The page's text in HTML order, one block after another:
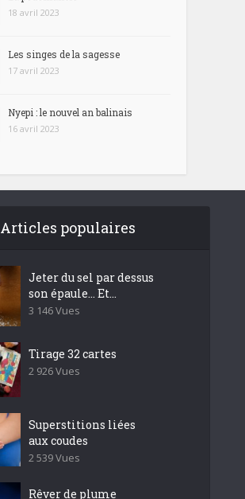
18 avril 2023
Les singes de la sagesse
17 avril 2023
Nyepi : le nouvel an balinais
16 avril 2023
Articles populaires
Jeter du sel par dessus
son épaule… Et...
3 146 Vues
Tirage 32 cartes
2 926 Vues
Superstitions liées
aux coudes
2 539 Vues
Rêver de plume